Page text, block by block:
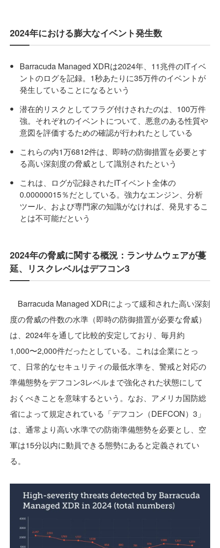
2024年における膨大なイベント発生数
Barracuda Managed XDRは2024年、11兆件のITイベ
ントのログを記録。1秒あたりに35万件のイベントが
発生していることになるという
潜在的リスクとしてフラグ付けされたのは、100万件
強。それぞれのイベントについて、悪意のある性質や
意図を評価するための確認が行われたとしている
これらの内1万6812件は、即時の防御措置を必要とす
る高い深刻度の脅威として識別されたという
これは、ログが記録されたITイベント全体の
0.00000015％だとしている。強力なエンジン、分析
ツール、および専門家の知識がなければ、発見するこ
とは不可能だという
2024年の脅威に関する概況：ランサムウェアが蔓
延、リスクレベルはデフコン3
Barracuda Managed XDRによって緩和された高い深刻
度の脅威の件数の水準（即時の防御措置が必要な脅威）
は、2024年を通して比較的安定しており、毎月約
1,000〜2,000件だったとしている。これは企業にとっ
て、日常的なセキュリティの最低水準を、警戒と対応の
準備態勢をデフコン3レベルまで強化された状態にして
おくべきことを意味するという。なお、アメリカ国防総
省によって規定されている「デフコン（DEFCON）3」
は、通常より高い水準での防衛準備態勢を必要とし、空
軍は15分以内に動員できる態勢にあると定義されてい
る。